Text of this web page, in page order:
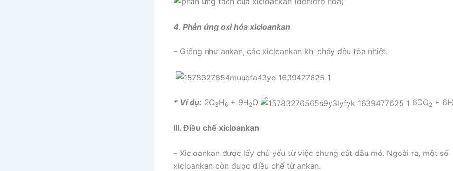
4. Phản ứng oxi hóa xicloankan
– Giống như ankan, các xicloankan khi cháy đều tỏa nhiệt.
* Ví dụ: 2C3H6 + 9H2O 6CO2 + 6H
III. Điều chế xicloankan
– Xicloankan được lấy chủ yếu từ việc chưng cất dầu mỏ. Ngoài ra, một số
xicloankan còn được điều chế từ ankan.